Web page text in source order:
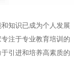
知识已成为个人发展
注于专业教育培训的
引进和培养高素质的